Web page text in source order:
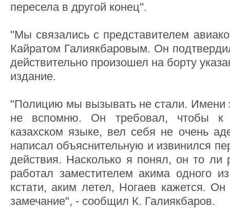
пересела в другой конец".
"Мы связались с представителем
Кайратом Галиякбаровым. Он
действительно произошел на борту
издание.
"Полицию мы вызывать не стали. Имени
не вспомню. Он требовал, чтобы к
казахском языке, вел себя не очень
написал объяснительную и извинился
действия. Насколько я понял, он то ли
работал заместителем акима одного
кстати, аким летел, Ногаев кажется.
замечание", - сообщил К. Галиякбаров.